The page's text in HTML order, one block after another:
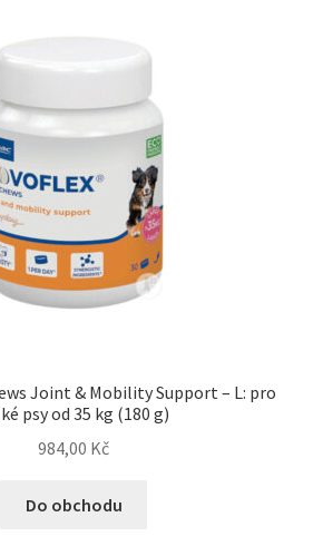
— Lisované za studena a přírodní
Veterinární a prémiová výživa
pro kočky
Joint & Mobility Support – L: pro
psy od 35 kg (180 g)
984,00 Kč
Do obchodu